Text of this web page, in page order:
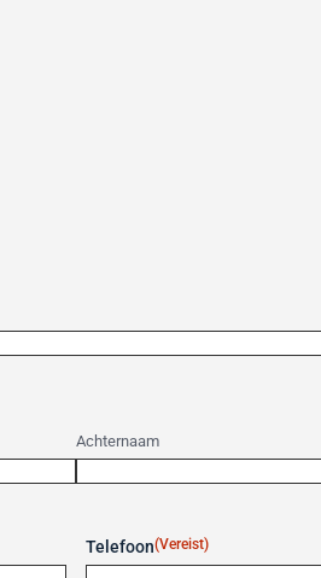
Achternaam
Telefoon(Vereist)